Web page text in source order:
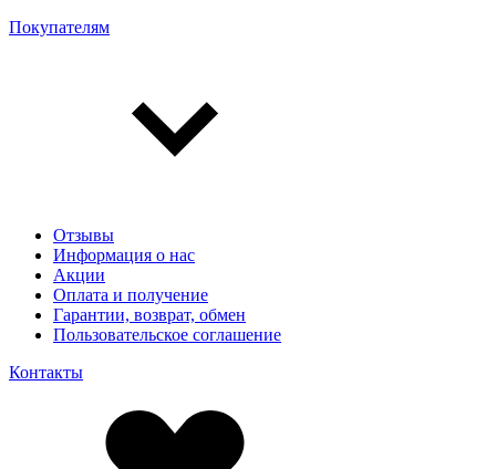
Покупателям
Отзывы
Информация о нас
Акции
Оплата и получение
Гарантии, возврат, обмен
Пользовательское соглашение
Контакты